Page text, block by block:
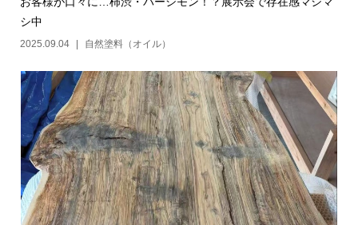
シ中
2025.09.04 自然塗料（オイル）